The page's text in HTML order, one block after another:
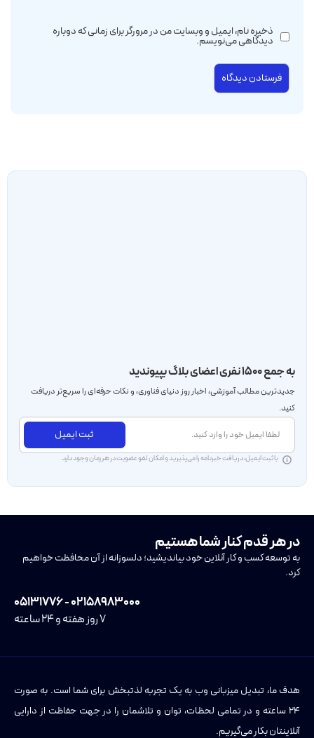
ذخیره نام، ایمیل و وبسایت من در مرورگر برای زمانی که دوباره
دیدگاهی می‌نویسم.
به جمع ۱۵۰۰ نفری اعضای بلاگ بپیوندید
جدید‌ترین مطالب آموزشی، اخبار روز دنیای فناوری، و نکات حرفه‌ای را سریع‌تر دریافت
کنید.
ثبت ایمیل
با ثبت ایمیل، دریافت خبرنامه را می‌پذیرید و امکان لغو عضویت در هر زمان وجود دارد.
در هر قدم کنار شما هستیم
به توسعه کسب و کار آنلاین خود بیاندیشید؛ دلسوزانه از آن محافظت خواهیم
کرد.
۰۲۱۵۸۹۸۳۰۰۰ - ۰۵۱۳۱۷۷۶
۷ روز هفته و ۲۴ ساعته
هدف ما، تبدیل میزبانی وب به یک تجربه لذتبخش برای شما است. به صورت
۲۴ ساعته و در تمامی لحظات، توان و تلاشمان را در جهت حفاظت از دارایی
آنلاینتان بکار می‌گیریم.